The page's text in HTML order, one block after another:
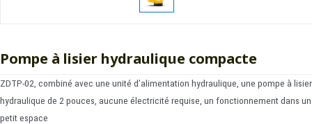
Pompe à lisier hydraulique compacte
ZDTP-02, combiné avec une unité d’alimentation hydraulique, une pompe à lisier
hydraulique de 2 pouces, aucune électricité requise, un fonctionnement dans un
petit espace